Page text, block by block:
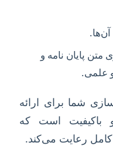
متن پایان نامه و
علمی.
شما برای ارائه
است که
کامل رعایت می‌کند.